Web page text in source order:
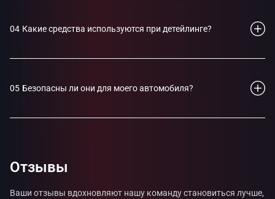
необходимости.
04 Какие средства используются при детейлинге?
05 Безопасны ли они для моего автомобиля?
Отзывы
Ваши отзывы вдохновляют нашу команду становиться лучше,